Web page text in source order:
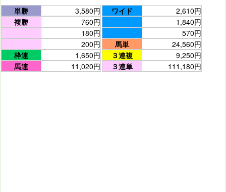
単勝
3,580円
複勝
760円
180円
200円
枠連
1,650円
馬連
11,020円
ワイド
2,610円
1,840円
570円
馬単
24,560円
３連複
9,250円
３連単
111,180円